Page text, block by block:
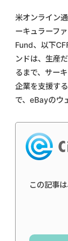
米オンライン
ーキュラーフ
Fund、以下
ンドは、生産
るまで、サー
企業を支援す
で、eBayのウ
この記事